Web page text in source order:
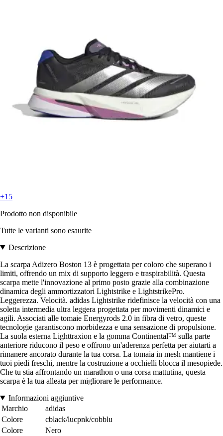
+15
Prodotto non disponibile
Tutte le varianti sono esaurite
Descrizione
La scarpa Adizero Boston 13 è progettata per coloro che superano i
limiti, offrendo un mix di supporto leggero e traspirabilità. Questa
scarpa mette l'innovazione al primo posto grazie alla combinazione
dinamica degli ammortizzatori Lightstrike e LightstrikePro.
Leggerezza. Velocità. adidas Lightstrike ridefinisce la velocità con una
soletta intermedia ultra leggera progettata per movimenti dinamici e
agili. Associati alle tomaie Energyrods 2.0 in fibra di vetro, queste
tecnologie garantiscono morbidezza e una sensazione di propulsione.
La suola esterna Lighttraxion e la gomma Continental™ sulla parte
anteriore riducono il peso e offrono un'aderenza perfetta per aiutarti a
rimanere ancorato durante la tua corsa. La tomaia in mesh mantiene i
tuoi piedi freschi, mentre la costruzione a occhielli blocca il mesopiede.
Che tu stia affrontando un marathon o una corsa mattutina, questa
scarpa è la tua alleata per migliorare le performance.
Informazioni aggiuntive
Marchio
adidas
Colore
cblack/lucpnk/cobblu
Colore
Nero